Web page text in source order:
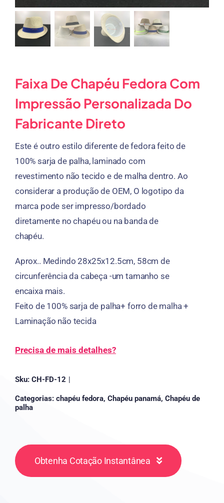
Faixa De Chapéu Fedora Com
Impressão Personalizada Do
Fabricante Direto
Este é outro estilo diferente de fedora feito de
100% sarja de palha, laminado com
revestimento não tecido e de malha dentro. Ao
considerar a produção de OEM, O logotipo da
marca pode ser impresso/bordado
diretamente no chapéu ou na banda de
chapéu.
Aprox.. Medindo 28x25x12.5cm, 58cm de
circunferência da cabeça -um tamanho se
encaixa mais.
Feito de 100% sarja de palha+ forro de malha +
Laminação não tecida
Precisa de mais detalhes?
Sku: CH-FD-12 |
Categorias: chapéu fedora, Chapéu panamá, Chapéu de
palha
Obtenha Cotação Instantânea